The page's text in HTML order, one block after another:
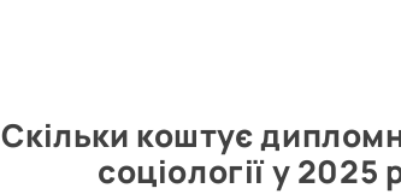
Скільки коштує
соціології у 2025